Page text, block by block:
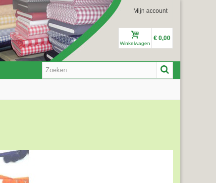
Mijn account
Winkelwagen
€ 0,00